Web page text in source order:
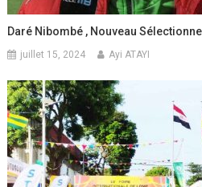
Daré Nibombé , Nouveau
juillet 15, 2024 Ayi ATAYI